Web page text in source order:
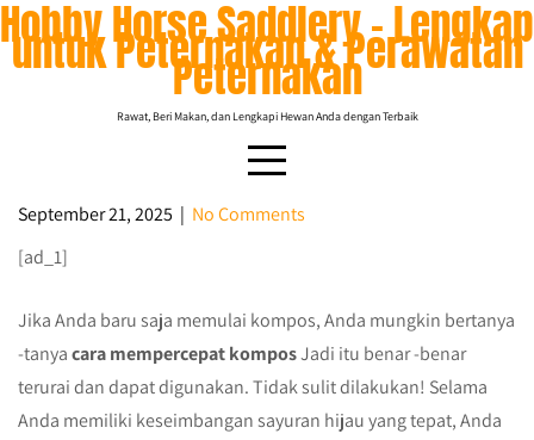
Skip
to
content
Hobby Horse Saddlery – Lengkap
untuk Peternakan & Perawatan
Peternakan
Rawat, Beri Makan, dan Lengkapi Hewan Anda dengan Terbaik
rekomendasi
September 21, 2025 | No Comments
[ad_1]
Jika Anda baru saja memulai kompos, Anda mungkin bertanya
-tanyacara mempercepat komposJadi itu benar -benar
terurai dan dapat digunakan. Tidak sulit dilakukan! Selama
Anda memiliki keseimbangan sayuran hijau yang tepat, Anda